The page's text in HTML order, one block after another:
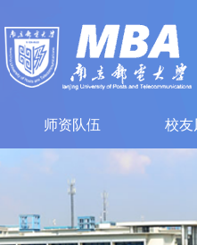
师资队伍 校友